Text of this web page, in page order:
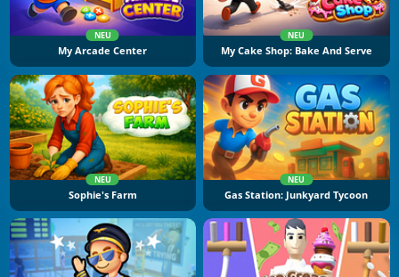
NEU
My Arcade Center
NEU
My Cake Shop: Bake And Serve
NEU
Sophie's Farm
NEU
Gas Station: Junkyard Tycoon